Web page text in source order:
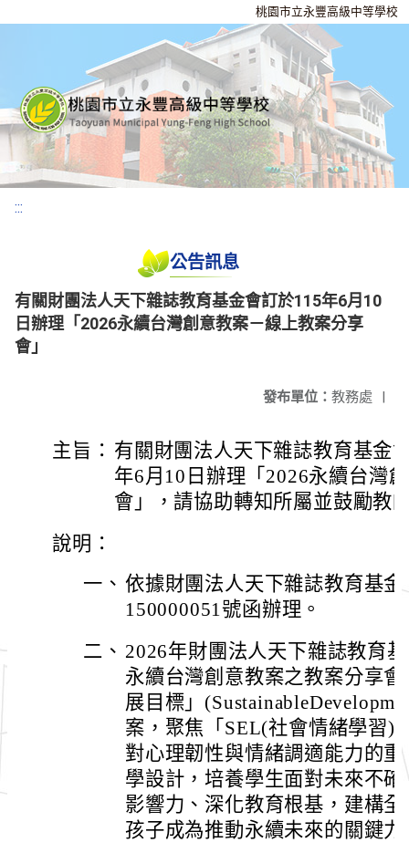
桃園市立永豐高級中等學校
:::
公告訊息
有關財團法人天下雜誌教育基金會訂於115年6月10
日辦理「2026永續台灣創意教案－線上教案分享
會」
發布單位： 教務處 |
主旨： 有關財團法人天下雜誌教育基金
年6月10日辦理「2026永續台灣
會」，請協助轉知所屬並鼓勵教
說明：
一、 依據財團法人天下雜誌教育基
150000051號函辦理。
二、 2026年財團法人天下雜誌教育
永續台灣創意教案之教案分享
展目標」
案，聚焦「SEL(社會情緒學習
對心理韌性與情緒調適能力的
學設計，培養學生面對未來不
影響力、深化教育根基，建構
孩子成為推動永續未來的關鍵力